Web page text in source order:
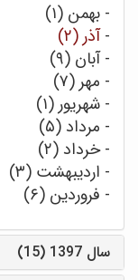
- بهمن (۱)
-آذر (۲)
-آبان (۹)
- مهر (۷)
- شهریور (۱)
- مرداد (۵)
-خرداد (۲)
- اردیبهشت (۳)
- فروردین (۶)
سال 1397 (15)